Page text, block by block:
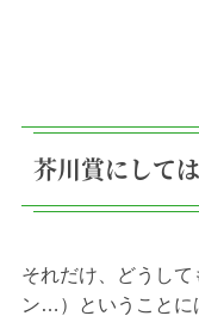
芥川賞にして
それだけ、どうし
ン…）ということに